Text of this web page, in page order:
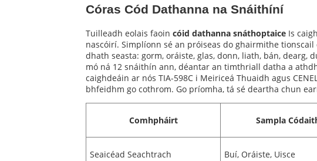
Córas Cód Dathanna na Snáithíní
Tuilleadh eolais faoin cóid dathanna snáthoptaice Is
nascóirí. Simplíonn sé an próiseas do ghairmithe
dhath seasta: gorm, oráiste, glas, donn, liath, bán,
mó ná 12 snáithín ann, déantar an timthriall datha a
caighdeáin ar nós TIA-598C i Meiriceá Thuaidh agus
bhfeidhm go cothrom. Go príomha, tá sé deartha chun
Comhpháirt Sampla
Seaicéad Seachtrach Buí, Oráiste, Uisce